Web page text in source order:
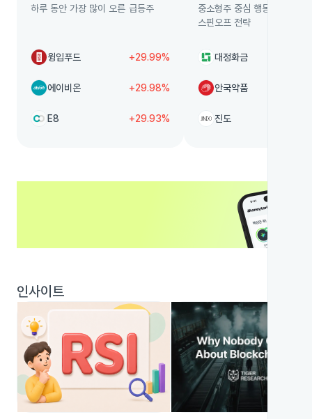
하루 동안 가장 많이 오른 급등주
윙입푸드 +29.99%
에이비온 +29.98%
E8 +29.93%
중소형주 중심 행동주의 글렌
스핀오프 전략
대정화금
안국약품
진도
인사이트